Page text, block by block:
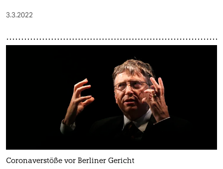
3.3.2022
Coronaverstöße vor Berliner Gericht